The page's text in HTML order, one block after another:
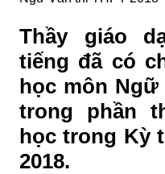
Thầy giáo
tiếng đã có
học môn Ngữ
trong phần
học trong Kỳ
2018.